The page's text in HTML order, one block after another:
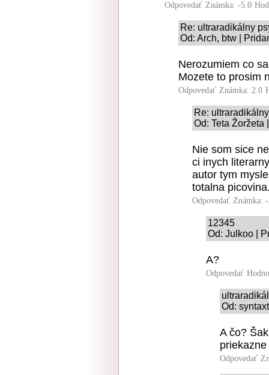
Odpovedať Známka: -5.0
Re: ultraradikálny
Od: Arch, btw |
Nerozumiem co
Mozete to prosim
Odpovedať Známka: 2.0
Re:
Od: Teta Žoržeta
Nie som sice
ci inych
autor tym
totalna
Odpovedať Známka:
12345
Od: Julkoo |
A?
Odpovedať
Od:
A čo?
Odpovedať